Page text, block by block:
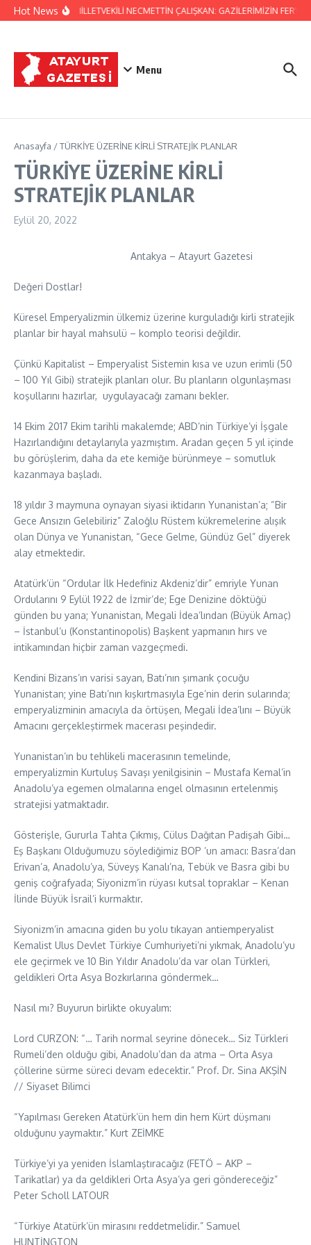
İçeriğe atla
Hot NewsHATAY MİLLETVEKİLİ NECMETTİN ÇALIŞKAN: GAZİLERİMİZİN
Menu
Anasayfa /TÜRKİYE ÜZERİNE KİRLİ STRATEJİK PLANLAR
TÜRKİYE ÜZERİNE KİRLİ
STRATEJİK PLANLAR
Eylül 20, 2022
Antakya – Atayurt Gazetesi
Değeri Dostlar!
Küresel Emperyalizmin ülkemiz üzerine kurguladığı kirli stratejik
planlar bir hayal mahsulü – komplo teorisi değildir.
Çünkü Kapitalist – Emperyalist Sistemin kısa ve uzun erimli (50
– 100 Yıl Gibi) stratejik planları olur. Bu planların olgunlaşması
koşullarını hazırlar, uygulayacağı zamanı bekler.
14 Ekim 2017 Ekim tarihli makalemde; ABD’nin Türkiye’yi İşgale
Hazırlandığını detaylarıyla yazmıştım. Aradan geçen 5 yıl içinde
bu görüşlerim, daha da ete kemiğe bürünmeye – somutluk
kazanmaya başladı.
18 yıldır 3 maymuna oynayan siyasi iktidarın Yunanistan’a; “Bir
Gece Ansızın Gelebiliriz” Zaloğlu Rüstem kükremelerine alışık
olan Dünya ve Yunanistan, “Gece Gelme, Gündüz Gel” diyerek
alay etmektedir.
Atatürk’ün “Ordular İlk Hedefiniz Akdeniz’dir” emriyle Yunan
Ordularını 9 Eylül 1922 de İzmir’de; Ege Denizine döktüğü
günden bu yana; Yunanistan, Megali İdea’lından (Büyük Amaç)
– İstanbul’u (Konstantinopolis) Başkent yapmanın hırs ve
intikamından hiçbir zaman vazgeçmedi.
Kendini Bizans’ın varisi sayan, Batı’nın şımarık çocuğu
Yunanistan; yine Batı’nın kışkırtmasıyla Ege’nin derin sularında;
emperyalizminin amacıyla da örtüşen, Megali İdea’lını – Büyük
Amacını gerçekleştirmek macerası peşindedir.
Yunanistan’ın bu tehlikeli macerasının temelinde,
emperyalizmin Kurtuluş Savaşı yenilgisinin – Mustafa Kemal’in
Anadolu’ya egemen olmalarına engel olmasının ertelenmiş
stratejisi yatmaktadır.
Gösterişle, Gururla Tahta Çıkmış, Cülus Dağıtan Padişah Gibi…
Eş Başkanı Olduğumuzu söylediğimiz BOP ’un amacı: Basra’dan
Erivan’a, Anadolu’ya, Süveyş Kanalı’na, Tebük ve Basra gibi bu
geniş coğrafyada; Siyonizm’in rüyası kutsal topraklar – Kenan
İlinde Büyük İsrail’i kurmaktır.
Siyonizm’in amacına giden bu yolu tıkayan antiemperyalist
Kemalist Ulus Devlet Türkiye Cumhuriyeti’ni yıkmak, Anadolu’yu
ele geçirmek ve 10 Bin Yıldır Anadolu’da var olan Türkleri,
geldikleri Orta Asya Bozkırlarına göndermek…
Nasıl mı? Buyurun birlikte okuyalım:
Lord CURZON: “… Tarih normal seyrine dönecek… Siz Türkleri
Rumeli’den olduğu gibi, Anadolu’dan da atma – Orta Asya
çöllerine sürme süreci devam edecektir.” Prof. Dr. Sina AKŞİN
// Siyaset Bilimci
“Yapılması Gereken Atatürk’ün hem din hem Kürt düşmanı
olduğunu yaymaktır.” Kurt ZEİMKE
Türkiye’yi ya yeniden İslamlaştıracağız (FETÖ – AKP –
Tarikatlar) ya da geldikleri Orta Asya’ya geri göndereceğiz”
Peter Scholl LATOUR
“Türkiye Atatürk’ün mirasını reddetmelidir.” Samuel
HUNTİNGTON